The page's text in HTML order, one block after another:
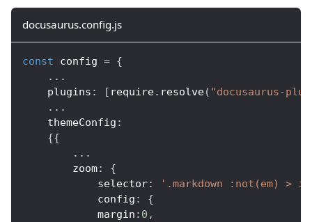
docusaurus.config.js
const config = {
...
plugins : [ require. resolve( "docusaurus-
...
themeConfig :
{{
...
zoom:
{
selector:
'.markdown :not(em) >
config :
{
margin : 0 ,